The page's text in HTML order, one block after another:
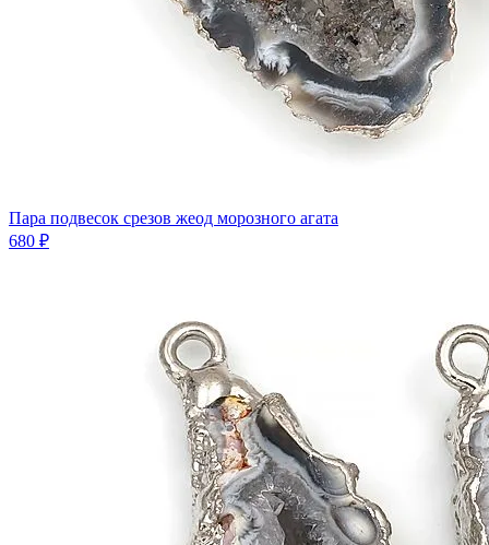
Пара подвесок срезов жеод морозного агата
680 ₽